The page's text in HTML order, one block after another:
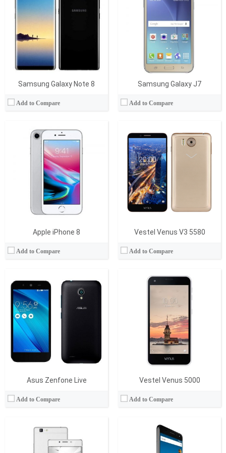
Samsung Galaxy Note 8
Add to Compare
Samsung Galaxy J7
Add to Compare
Apple iPhone 8
Add to Compare
Display:4.7 İnç
Kamera: 12 MP + 7 MP
İşletim Sistemi:
Batarya:1821 mAh
View Details →
Vestel Venus V3 5580
Add to Compare
3 GB
16 MP
İşletim Sistemi:Android
3000 mAh
View Details →
Asus Zenfone Live
Add to Compare
Quad-core 1.4 GHz ARM Cortex-A7
5.0 İnç
13 MP
İşletim Sistemi:Android
2650 mAh
View Details →
Vestel Venus 5000
Add to Compare
İşlemci:Quad-Core 1.3GHz ARM Cortex A7
Ram:2 GB
Display:5.0 İnç
Kamera:8 MP
İşletim Sistemi:Android
Batarya:2230 mAh
View Details →
İşlemci:Dual-core 2.3 GHz ARM Cortex-A72
Ram:4 GB
Display:5.7 İnç
Kamera:16 MP
İşletim Sistemi:
Batarya:3400 mAh
View Details →
Quad-core 1.2 GHz ARM Cortex-A53
13 MP
İşletim Sistemi:Saf Android
3100 mAh
View Details →